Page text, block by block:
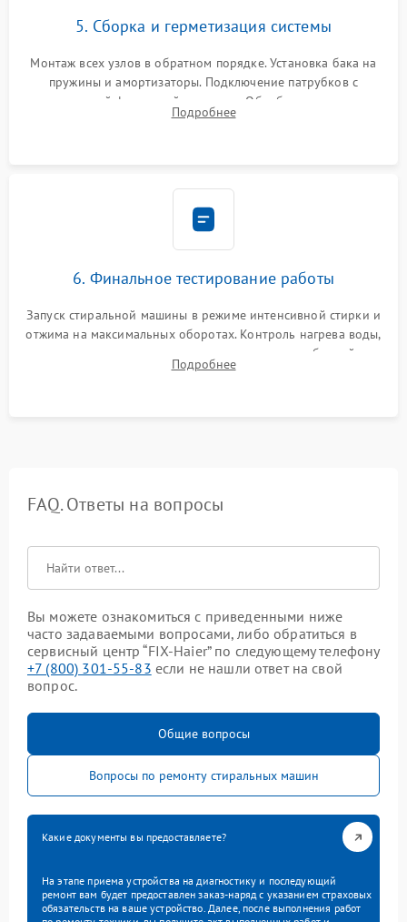
5. Сборка и герметизация системы
Монтаж всех узлов в обратном порядке. Установка бака на
пружины и амортизаторы. Подключение патрубков с
надежной фиксацией хомутами. Обработка стыков
герметиком для предотвращения возможных протечек воды.
Подробнее
6. Финальное тестирование работы
Запуск стиральной машины в режиме интенсивной стирки и
отжима на максимальных оборотах. Контроль нагрева воды,
корректности слива, отсутствия излишних вибраций,
посторонних стуков и протечек под корпусом.
Подробнее
FAQ. Ответы на вопросы
Вы можете ознакомиться с приведенными ниже
часто задаваемыми вопросами, либо обратиться в
сервисный центр “FIX-Haier” по следующему телефону
+7 (800) 301-55-83 если не нашли ответ на свой
вопрос.
Общие вопросы
Вопросы по ремонту стиральных машин
Какие документы вы предоставляете?
На этапе приема устройства на диагностику и последующий
ремонт вам будет предоставлен заказ-наряд с указанием страховых
обязательств на ваше устройство. Далее, после выполнения работ